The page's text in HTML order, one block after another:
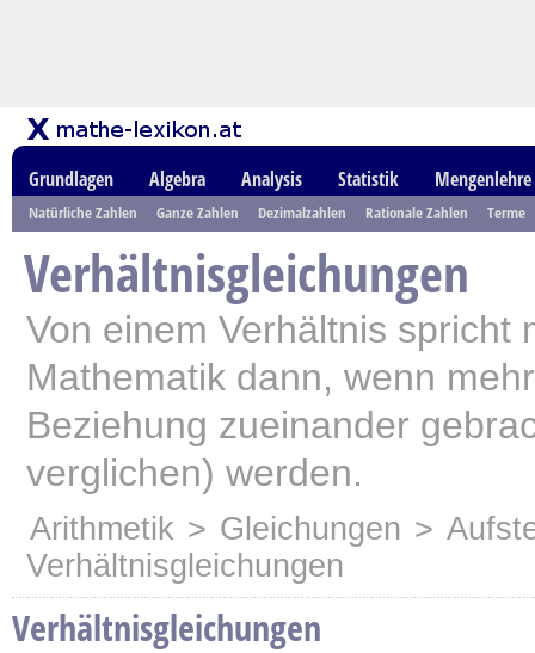
Grundlagen Algebra Analysis Statistik Mengenlehre
Natürliche Zahlen Ganze Zahlen Dezimalzahlen Rationale Zahlen Terme
Verhältnisgleichungen
Von einem Verhältnis spricht
Mathematik dann, wenn
Beziehung zueinander
verglichen) werden.
Arithmetik > Gleichungen >
Verhältnisgleichungen
Verhältnisgleichungen